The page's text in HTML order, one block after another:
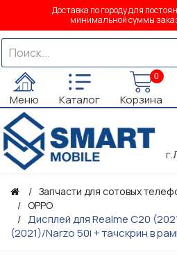
Доставка по городу для
минимальной суммы
Меню Каталог
0
Корзина
Запчасти для сотовых
OPPO
Дисплей для Realme C20
(2021)/Narzo 50i + тачскрин в